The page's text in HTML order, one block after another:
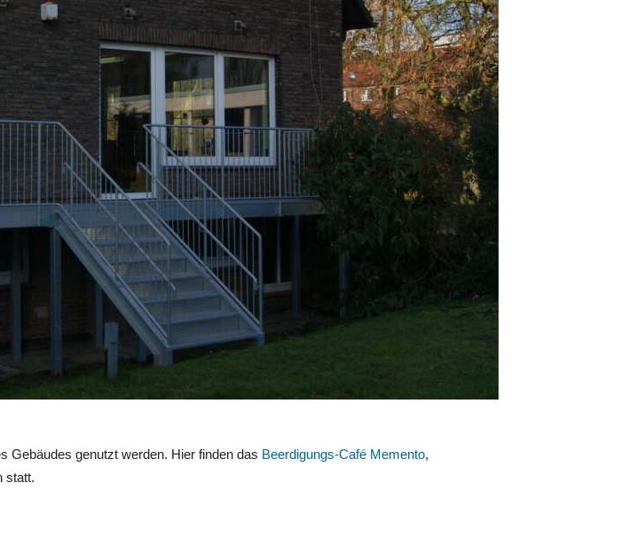
Gebäudes genutzt werden. Hier finden das Beerdigungs-Café Memento,
statt.